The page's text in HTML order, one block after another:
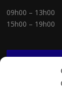
09h00 – 13h00
15h00 – 19h00
NEWSLETTER